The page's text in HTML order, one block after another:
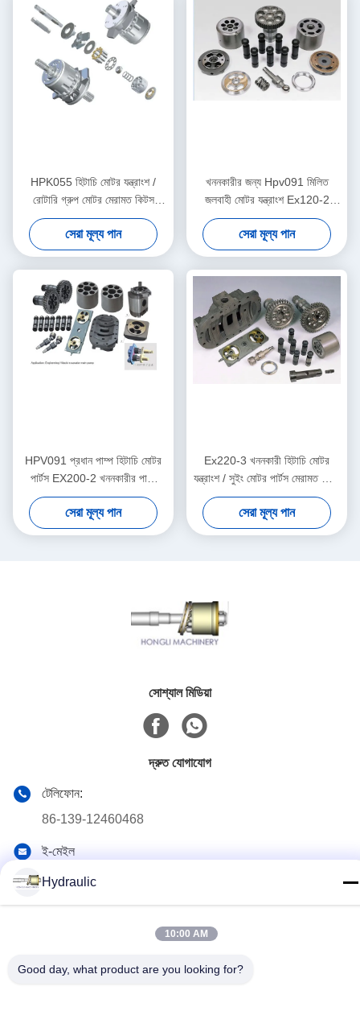
HPK055 হিটাচি মোটর যন্ত্রাংশ /
রোটারি গ্রুপ মোটর মেরামত কিটস
প্রতিস্থাপন
সেরা মূল্য পান
খননকারীর জন্য Hpv091 মিলিত
জলবাহী মোটর যন্ত্রাংশ Ex120-2
Ex200-2 EX200-2
সেরা মূল্য পান
HPV091 প্রধান পাম্প হিটাচি মোটর
পার্টস EX200-2 খননকারীর পাম্প
মেরামত Repair
সেরা মূল্য পান
Ex220-3 খননকারী হিটাচি মোটর
যন্ত্রাংশ / সুইং মোটর পার্টস মেরামত কিটস
Hpv091
সেরা মূল্য পান
সোশ্যাল মিডিয়া
দ্রুত যোগাযোগ
টেলিফোন:
86-139-12460468
ই-মেইল
admin@hlhydraulics.com
ঠিকানা:
ফুড়ং ইন্ডাস্ট্রিয়াল পার্ক, জিশান জেলা, উক্সি সিটি
গোপনীয়তা নীতি
সাইটম্যাপ
Hydraulic
10:00 AM
Good day, what product are you looking for?